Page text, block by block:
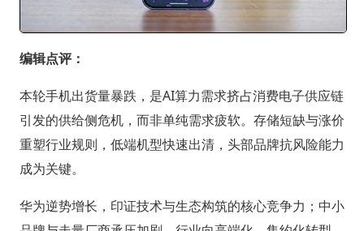
编辑点评：
本轮手机出货量暴跌，是AI算力需求挤占消费电子供应链
引发的供给侧危机，而非单纯需求疲软。存储短缺与涨价
重塑行业规则，低端机型快速出清，头部品牌抗风险能力
成为关键。
华为逆势增长，印证技术与生态构筑的核心竞争力；中小